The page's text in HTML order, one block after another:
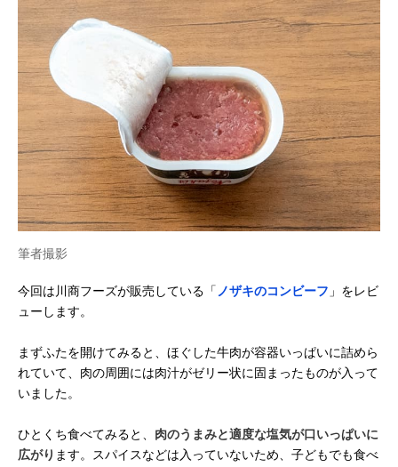
筆者撮影
今回は川商フーズが販売している「 ノザキのコンビーフ 」をレビ
ューします。
まずふたを開けてみると、ほぐした牛肉が容器いっぱいに詰めら
れていて、肉の周囲には肉汁がゼリー状に固まったものが入って
いました。
ひとくち食べてみると、 肉のうまみと適度な塩気が口いっぱいに
広がり ます。スパイスなどは入っていないため、子どもでも食べ